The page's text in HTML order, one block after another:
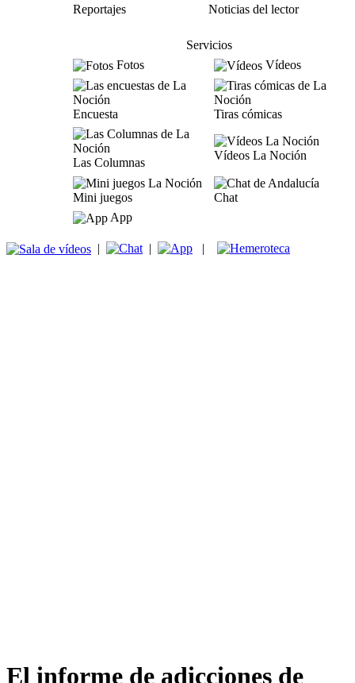
Reportajes
Noticias del lector
Servicios
Fotos
Vídeos
Encuesta Tiras cómicas
Las Columnas
Vídeos La Noción
Mini juegos
Chat
App
| | |
El informe de adicciones de